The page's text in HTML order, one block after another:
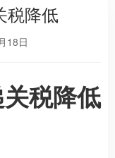
税降低
18日
税降低